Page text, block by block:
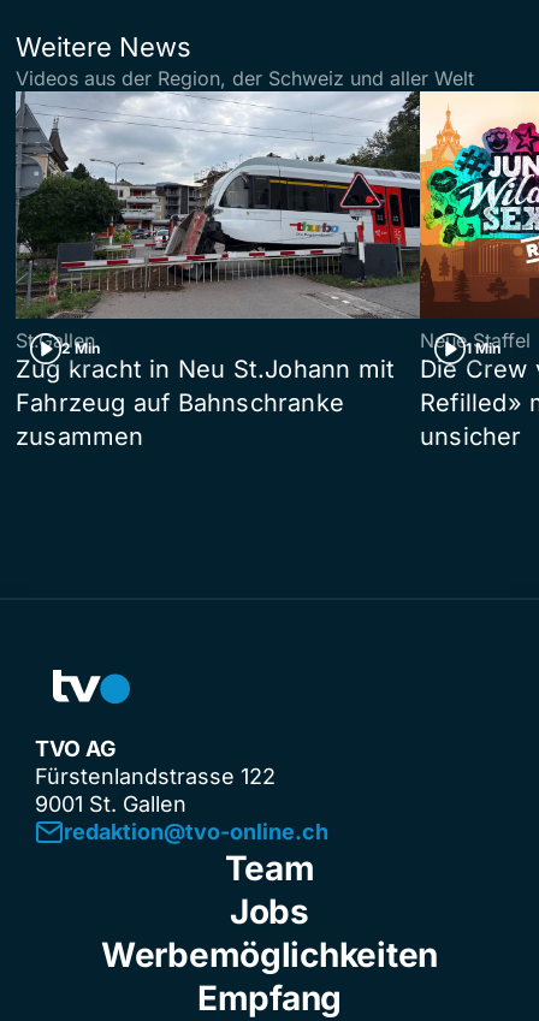
Weitere News
Videos aus der Region, der Schweiz und aller Welt
2 Min
St.Gallen
Zug kracht in Neu St.Johann mit
Fahrzeug auf Bahnschranke
zusammen
1 Min
Neue Staffel
Die Crew
Refilled»
unsicher
TVO AG
Fürstenlandstrasse 122
9001 St. Gallen
redaktion@tvo-online.ch
Team
Jobs
Werbemöglichkeiten
Empfang